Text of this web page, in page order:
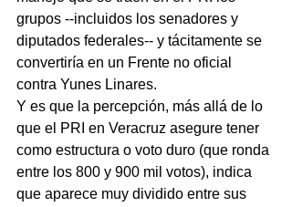
grupos --incluidos los senadores y
diputados federales-- y tácitamente se
convertiría en un Frente no oficial
contra Yunes Linares.
Y es que la percepción, más allá de lo
que el PRI en Veracruz asegure tener
como estructura o voto duro (que ronda
entre los 800 y 900 mil votos), indica
que aparece muy dividido entre sus